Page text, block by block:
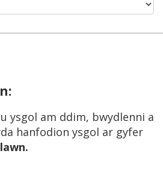
ysgol am ddim, bwydlenni a
hanfodion ysgol ar gyfer